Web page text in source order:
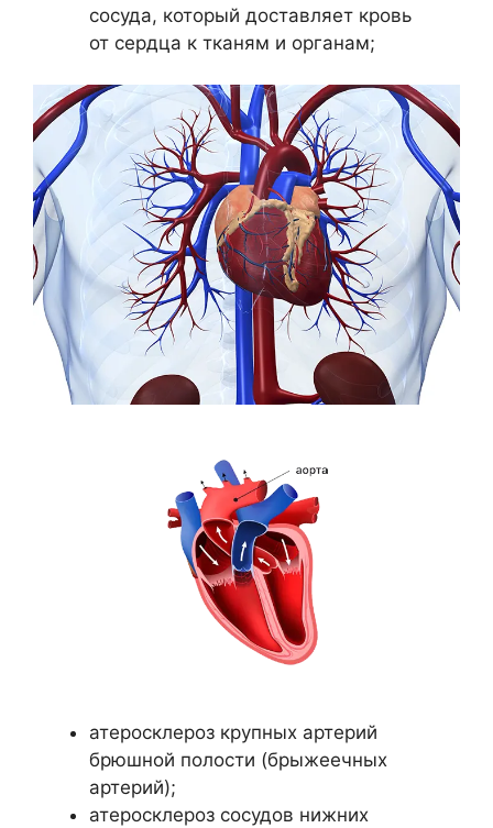
сосуда, который доставляет кровь
от сердца к тканям и органам;
атеросклероз крупных артерий
брюшной полости (брыжеечных
артерий);
атеросклероз сосудов нижних